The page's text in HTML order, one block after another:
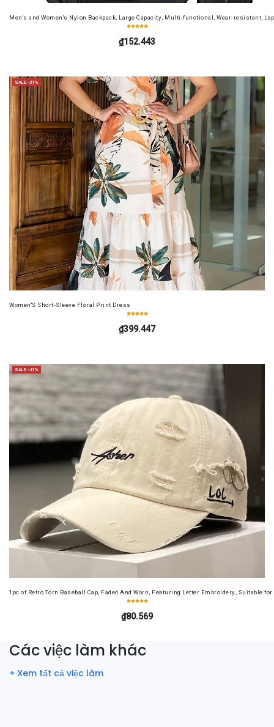
Men's and Women's Nylon Backpack, Large Capacity, Multi-functional, Wear-resistant,
₫152.443
SALE -31%
Women'S Short-Sleeve Floral Print Dress
₫399.447
SALE -41%
1pc of Retro Torn Baseball Cap, Faded And Worn, Featuring Letter Embroidery, Suitable
₫80.569
Các việc làm khác
+ Xem tất cả việc làm